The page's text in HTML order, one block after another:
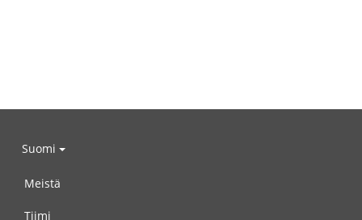
Suomi
Meistä
Tiimi